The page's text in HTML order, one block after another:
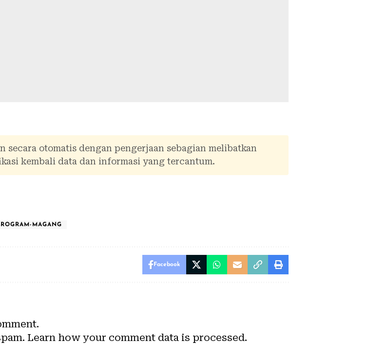
secara otomatis dengan pengerjaan sebagian melibatkan
kembali data dan informasi yang tercantum.
MAGANG
Facebook
Learn how your comment data is processed.